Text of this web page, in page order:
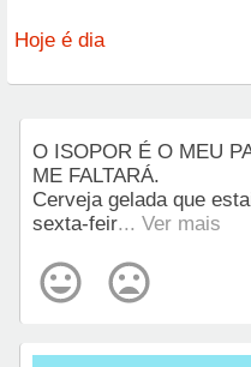
Hoje é dia
O ISOPOR É O MEU
ME FALTARÁ.
Cerveja gelada que
sexta-feir... Ver mais